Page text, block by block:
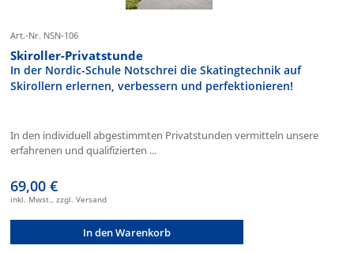
Art.-Nr. NSN-106
Skiroller-Privatstunde
In der Nordic-Schule Notschrei die Skatingtechnik auf
Skirollern erlernen, verbessern und perfektionieren!
In den individuell abgestimmten Privatstunden vermitteln unsere
erfahrenen und qualifizierten ...
69,00 €
inkl. Mwst., zzgl. Versand
In den Warenkorb